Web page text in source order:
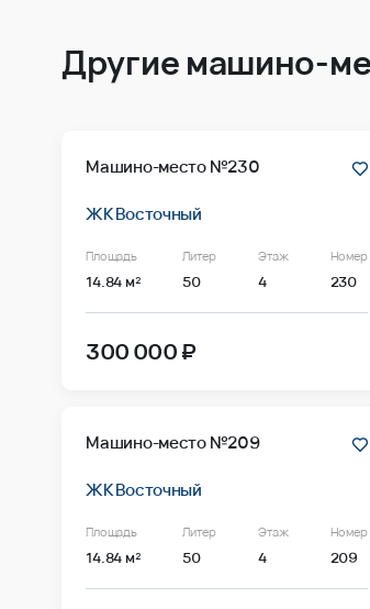
Другие машино-
Машино-место №230
ЖК Восточный
Площадь
14.84 м²
Литер
50
Этаж
4
Номер
230
300 000 ₽
Машино-место №209
ЖК Восточный
Площадь
14.84 м²
Литер
50
Этаж
4
Номер
209